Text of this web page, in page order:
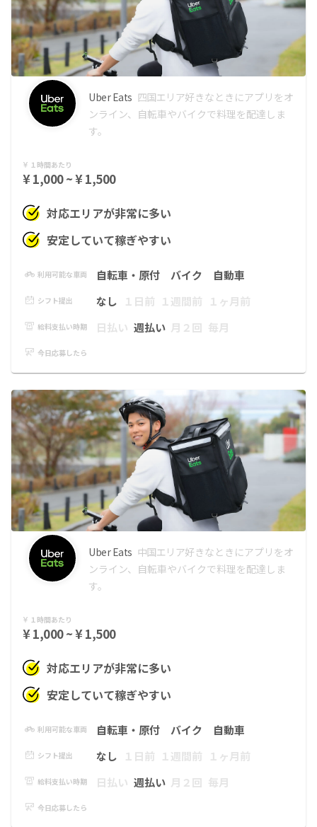
Uber Eats 四国エリア好きなときにアプリをオ
ンライン、自転車やバイクで料理を配達しま
す。
１時間あたり
¥ 1,000 ~ ¥ 1,500
対応エリアが非常に多い
安定していて稼ぎやすい
利用可能な車両 自転車・原付 バイク 自動車
シフト提出 なし １日前 １週間前 １ヶ月前
給料支払い時期 日払い 週払い 月２回 毎月
今日応募したら
Uber Eats 中国エリア好きなときにアプリをオ
ンライン、自転車やバイクで料理を配達しま
す。
１時間あたり
¥ 1,000 ~ ¥ 1,500
対応エリアが非常に多い
安定していて稼ぎやすい
利用可能な車両 自転車・原付 バイク 自動車
シフト提出 なし １日前 １週間前 １ヶ月前
給料支払い時期 日払い 週払い 月２回 毎月
今日応募したら